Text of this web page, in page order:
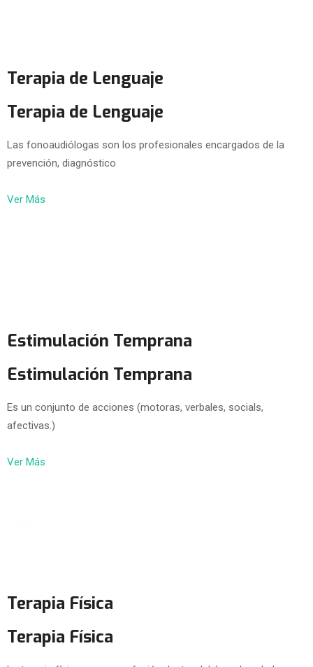
Terapia de Lenguaje
Terapia de Lenguaje
Las fonoaudiólogas son los profesionales encargados de la
prevención, diagnóstico
Ver Más
Estimulación Temprana
Estimulación Temprana
Es un conjunto de acciones (motoras, verbales, socials,
afectivas.)
Ver Más
Terapia Física
Terapia Física